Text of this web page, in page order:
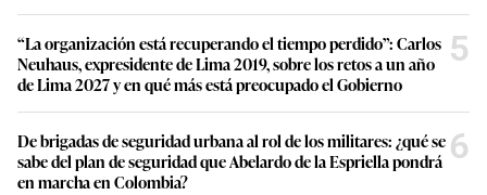
“La organización está recuperando el tiempo perdido”: Carlos
Neuhaus, expresidente de Lima 2019, sobre los retos a un año
de Lima 2027 y en qué más está preocupado el Gobierno
5
De brigadas de seguridad urbana al rol de los militares: ¿qué se
sabe del plan de seguridad que Abelardo de la Espriella pondrá
en marcha en Colombia?
6